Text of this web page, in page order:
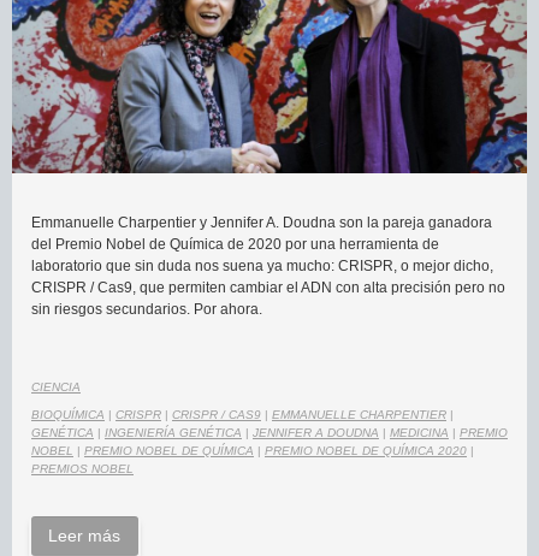
Emmanuelle Charpentier y Jennifer A. Doudna son la pareja ganadora
del Premio Nobel de Química de 2020 por una herramienta de
laboratorio que sin duda nos suena ya mucho: CRISPR, o mejor dicho,
CRISPR / Cas9, que permiten cambiar el ADN con alta precisión pero no
sin riesgos secundarios. Por ahora.
CIENCIA
BIOQUÍMICA CRISPR CRISPR / CAS9 EMMANUELLE CHARPENTIER
GENÉTICA
INGENIERÍA GENÉTICA JENNIFER A DOUDNA MEDICINA
PREMIO
NOBEL
PREMIO NOBEL DE QUÍMICA PREMIO NOBEL DE QUÍMICA 2020
PREMIOS NOBEL
Leer más